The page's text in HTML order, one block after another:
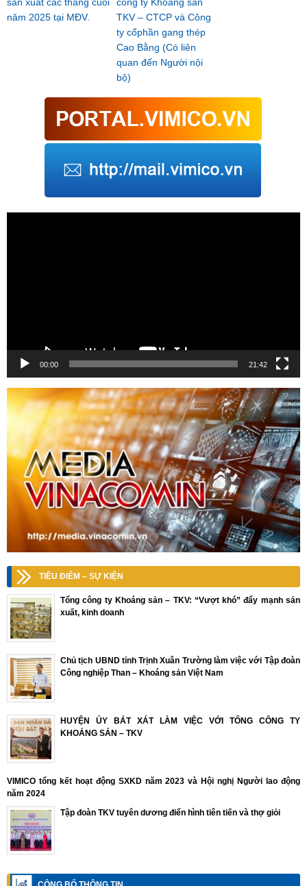
năm 2025 tại MĐV.
TKV – CTCP và Công
ty cổphần gang thép
Cao Bằng (Có liên
quan đến Người nội
bộ)
00:00 21:42
TIÊU ĐIỂM – SỰ KIỆN
Tổng công ty Khoáng sản – TKV: “Vượt khó” đẩy mạnh sản
xuất, kinh doanh
Chủ tịch UBND tỉnh Trịnh Xuân Trường làm việc với Tập đoàn
Công nghiệp Than – Khoáng sản Việt Nam
HUYỆN ỦY BÁT XÁT LÀM VIỆC VỚI TỔNG CÔNG TY
KHOÁNG SẢN – TKV
VIMICO tổng kết hoạt động SXKD năm 2023 và Hội nghị Người lao động
năm 2024
Tập đoàn TKV tuyên dương điển hình tiên tiến và thợ giỏi